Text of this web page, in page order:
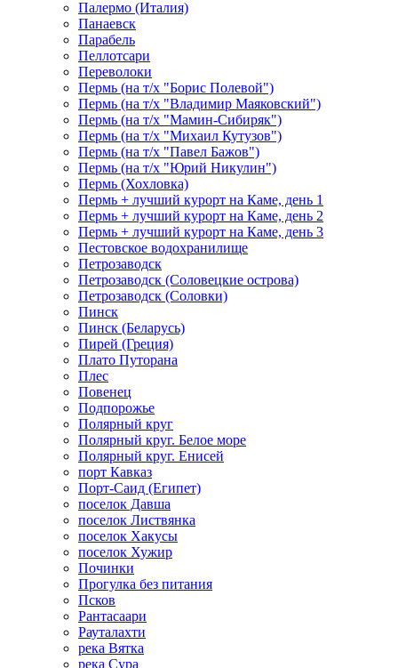
Палермо (Италия)
Панаевск
Парабель
Пеллотсари
Переволоки
Пермь (на т/х "Борис Полевой")
Пермь (на т/х "Владимир Маяковский")
Пермь (на т/х "Мамин-Сибиряк")
Пермь (на т/х "Михаил Кутузов")
Пермь (на т/х "Павел Бажов")
Пермь (на т/х "Юрий Никулин")
Пермь (Хохловка)
Пермь + лучший курорт на Каме, день 1
Пермь + лучший курорт на Каме, день 2
Пермь + лучший курорт на Каме, день 3
Пестовское водохранилище
Петрозаводск
Петрозаводск (Соловецкие острова)
Петрозаводск (Соловки)
Пинск
Пинск (Беларусь)
Пирей (Греция)
Плато Путорана
Плес
Повенец
Подпорожье
Полярный круг
Полярный круг. Белое море
Полярный круг. Енисей
порт Кавказ
Порт-Саид (Египет)
поселок Давша
поселок Листвянка
поселок Хакусы
поселок Хужир
Починки
Прогулка без питания
Псков
Рантасаари
Рауталахти
река Вятка
река Сура